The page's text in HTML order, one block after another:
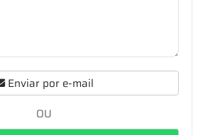
Enviar por e-mail
OU